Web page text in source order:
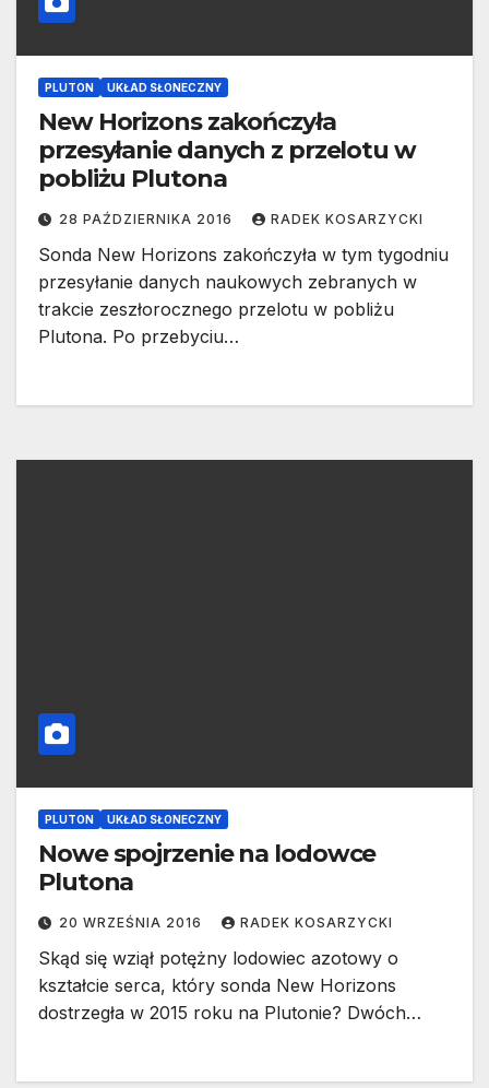
PLUTON UKŁAD SŁONECZNY
New Horizons zakończyła
przesyłanie danych z przelotu w
pobliżu Plutona
28 PAŹDZIERNIKA 2016 RADEK KOSARZYCKI
Sonda New Horizons zakończyła w tym tygodniu
przesyłanie danych naukowych zebranych w
trakcie zeszłorocznego przelotu w pobliżu
Plutona. Po przebyciu…
PLUTON UKŁAD SŁONECZNY
Nowe spojrzenie na lodowce
Plutona
20 WRZEŚNIA 2016 RADEK KOSARZYCKI
Skąd się wziął potężny lodowiec azotowy o
kształcie serca, który sonda New Horizons
dostrzegła w 2015 roku na Plutonie? Dwóch…